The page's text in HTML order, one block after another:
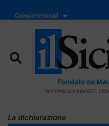
Cronache locali
Fondato da
DOMENICA 9 AGOSTO
La dichiarazione